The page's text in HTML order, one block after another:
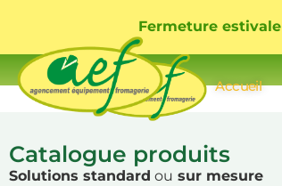
Fermeture estivale
Accueil
Catalogue produits
Solutions standard ou sur mesure